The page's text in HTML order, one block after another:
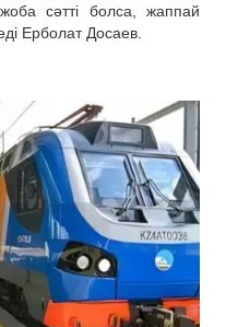
сәтті болса, жаппай
Ерболат Досаев.